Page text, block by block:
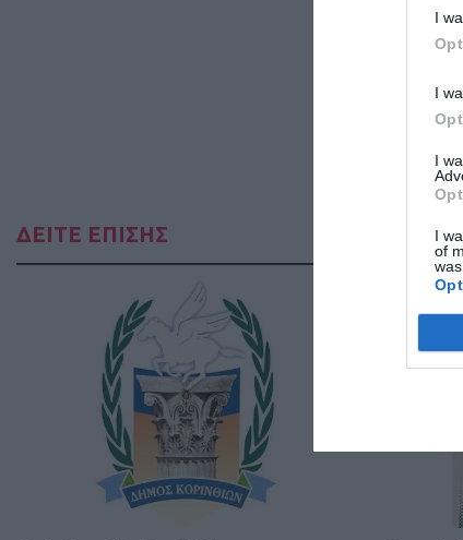
I
I
I
I
of
ΔΕΙΤΕ ΕΠΙΣΗΣ